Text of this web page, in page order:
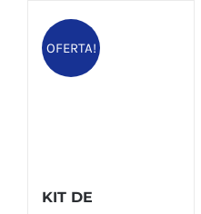
OFERTA!
KIT DE